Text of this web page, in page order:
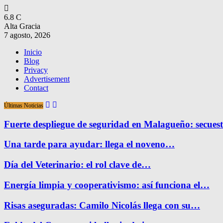
6.8 C
Alta Gracia
7 agosto, 2026
Inicio
Blog
Privacy
Advertisement
Contact
Últimas Noticias
Fuerte despliegue de seguridad en Malagueño:
Una tarde para ayudar: llega el noveno…
Día del Veterinario: el rol clave de…
Energía limpia y cooperativismo: así funciona el…
Risas aseguradas: Camilo Nicolás llega con su…